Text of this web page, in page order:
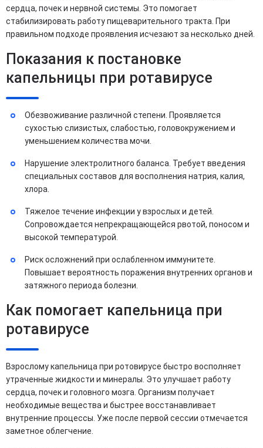
сердца, почек и нервной системы. Это помогает
стабилизировать работу пищеварительного тракта. При
правильном подходе проявления исчезают за несколько дней.
Показания к постановке
капельницы при ротавирусе
Обезвоживание различной степени. Проявляется
сухостью слизистых, слабостью, головокружением и
уменьшением количества мочи.
Нарушение электролитного баланса. Требует введения
специальных составов для восполнения натрия, калия,
хлора.
Тяжелое течение инфекции у взрослых и детей.
Сопровождается непрекращающейся рвотой, поносом и
высокой температурой.
Риск осложнений при ослабленном иммунитете.
Повышает вероятность поражения внутренних органов и
затяжного периода болезни.
Как помогает капельница при
ротавирусе
Взрослому капельница при ротовирусе быстро восполняет
утраченные жидкости и минералы. Это улучшает работу
сердца, почек и головного мозга. Организм получает
необходимые вещества и быстрее восстанавливает
внутренние процессы. Уже после первой сессии отмечается
заметное облегчение.